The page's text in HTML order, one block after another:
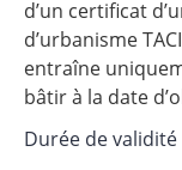
d’un certificat
d’urbanisme
entraîne
bâtir à la date
Durée de